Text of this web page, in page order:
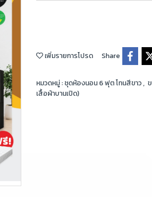
เพิ่มรายการโปรด Share
หมวดหมู่ :ชุดห้องนอน 6 ฟุต โทนสีขาว,
เสื้อผ้าบานเปิด)